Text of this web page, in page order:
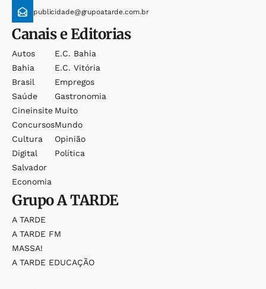
publicidade@grupoatarde.com.br
Canais e Editorias
Autos
Bahia
Brasil
Saúde
Cineinsite
Concursos
Cultura
Digital
Salvador
Economia
E.c. Bahia
E.c. Vitória
Empregos
Gastronomia
Muito
Mundo
Opinião
Política
GrupoA TARDE
A TARDE
A TARDE FM
MASSA!
A TARDE EDUCAÇÃO